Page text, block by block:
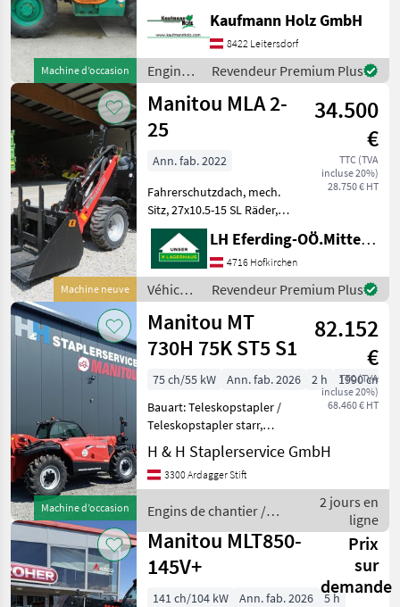
Machine d’occasion
Stunden) 3 Tonnen
Hubkraft 10 Meter Hubhöhe
74, 5 KW Perkins Motor -
einfacher mech
Kaufmann Holz GmbH
8422 Leitersdorf
Engins
de
chantier
/
Manitou
Revendeur Premium Plus
Machine neuve
Manitou MLA 2-
25
34.500
€
TTC (TVA
incluse 20%)
28.750 € HT
Ann. fab. 2022
Fahrerschutzdach, mech.
Sitz, 27x10.5-15 SL Räder,
Hackenaufnahme,
Proportionale
Zusatzhydraulik Joystick, 4
LED Scheinwerfer, 180h ---
Werkzeuge optional Circuit
LH Eferding-OÖ.Mitte, Landtechnik Hofkirchen
4716 Hofkirchen
Véhicules
agricoles
à
moteur /
Manitou
Revendeur Premium Plus
Machine d’occasion
Manitou MT
730H 75K ST5 S1
82.152
€
TTC (TVA
incluse 20%)
68.460 € HT
75 ch/55 kW Ann. fab. 2026 2 h
1990 cm
Bauart: Teleskopstapler /
Teleskopstapler starr,
Tragkraft: 3000kg, Hubhöhe:
6900mm, Bauhöhe:
1990mm, Gabellänge:
Luft Einfach Neu , Bereifu
H & H Staplerservice GmbH
3300 Ardagger Stift
Engins de chantier /
Manitou
2 jours en
ligne
Manitou MLT850-
145V+
Prix
sur
demande
141 ch/104 kW Ann. fab. 2026
5 h